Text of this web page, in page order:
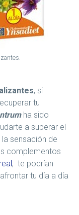
, si
tu
ha sido
a superar el
sensación de
complementos
, te podrían
tu día a día